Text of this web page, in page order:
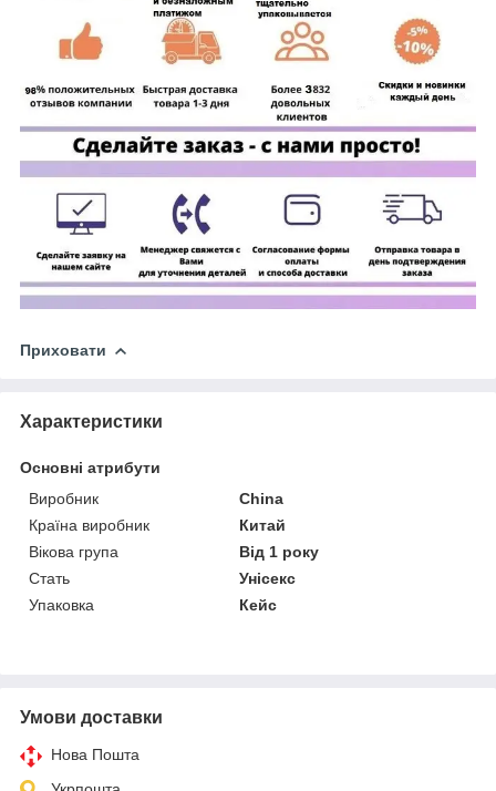
Приховати
Характеристики
Основні атрибути
Виробник
China
Країна виробник
Китай
Вікова група
Від 1 року
Стать
Унісекс
Упаковка
Кейс
Умови доставки
Нова Пошта